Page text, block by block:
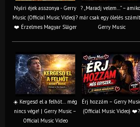
Nyári éjek asszonya - Gerry
Music (Official Music Video)?
❤️ Érzelmes Magyar Sláger
? „Maradj velem…” –
már csak egy ölelés
Gerry Music
☀️ Kergesd el a felhőt… még
nincs vége! | Gerry Music –
Official Music Video
Érj hozzám – Gerry
(Official Music Video) ❤️?